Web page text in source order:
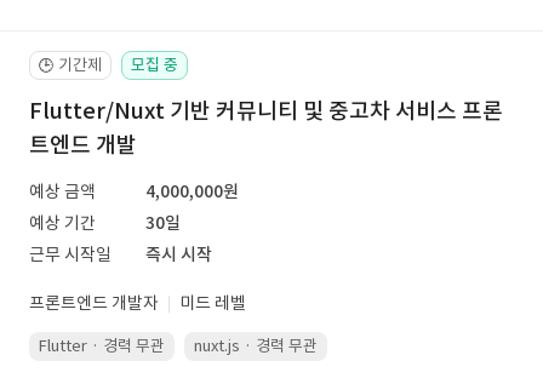
🕒 기간제 모집 중
Flutter/Nuxt 기반 커뮤니티 및 중고차 서비스 프론
트엔드 개발
예상 금액
4,000,000원
예상 기간
30일
근무 시작일
즉시 시작
프론트엔드 개발자 미드 레벨
Flutter · 경력 무관 nuxt.js · 경력 무관